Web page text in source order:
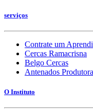
serviços
Contrate um
Cercas Ramacrisna
Belgo Cercas
Antenados Produtora
O Instituto